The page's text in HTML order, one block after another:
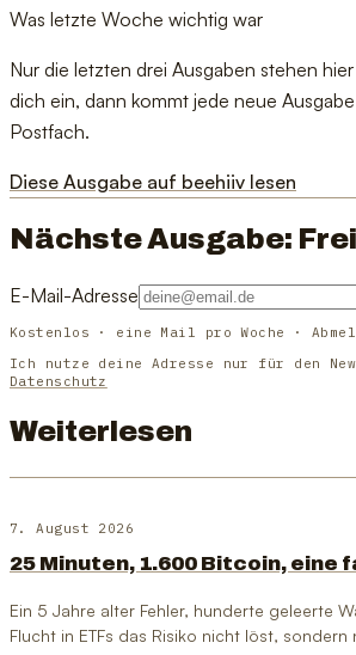
Was letzte Woche wichtig war
Nur die letzten drei Ausgaben stehen
dich ein, dann kommt jede neue
Postfach.
Diese Ausgabe auf beehiiv lesen
Nächste Ausgabe:
E-Mail-Adresse
Kostenlos · eine Mail pro Woche ·
Ich nutze deine Adresse nur für den
Datenschutz
Weiterlesen
7. August 2026
25 Minuten, 1.600 Bitcoin, eine
Ein 5 Jahre alter Fehler, hunderte geleerte
Flucht in ETFs das Risiko nicht löst, sondern